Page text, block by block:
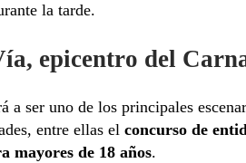
la tarde.
epicentro del
a ser uno de los principales
entre ellas el concurso de
mayores de 18 años.